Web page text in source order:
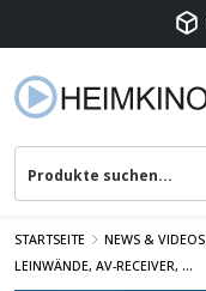
STARTSEITE NEWS & VIDEOS
LEINWÄNDE, AV-RECEIVER, ...